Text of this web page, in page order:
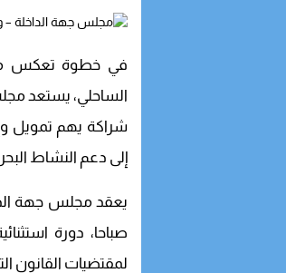
في خطوة تعكس
الساحلي، يستعد
شراكة يهم تمويل
إلى دعم النشاط
صباحا، دورة
لمقتضيات القانون التنظيمي رقم 111.14 المتعلق بالجهات،